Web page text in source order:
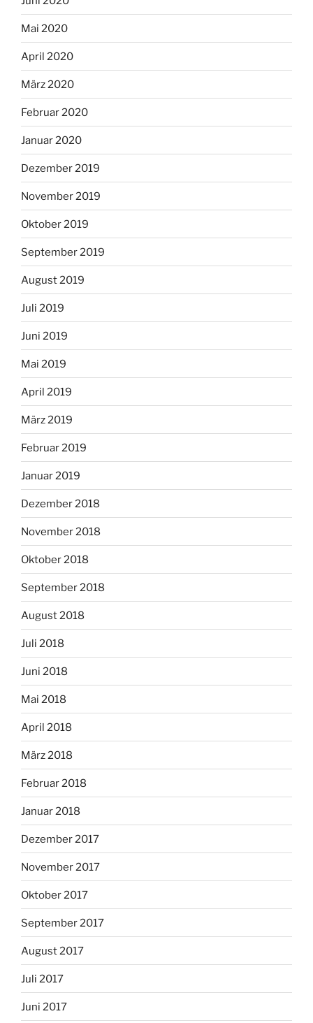
Mai 2020
April 2020
März 2020
Februar 2020
Januar 2020
Dezember 2019
November 2019
Oktober 2019
September 2019
August 2019
Juli 2019
Juni 2019
Mai 2019
April 2019
März 2019
Februar 2019
Januar 2019
Dezember 2018
November 2018
Oktober 2018
September 2018
August 2018
Juli 2018
Juni 2018
Mai 2018
April 2018
März 2018
Februar 2018
Januar 2018
Dezember 2017
November 2017
Oktober 2017
September 2017
August 2017
Juli 2017
Juni 2017